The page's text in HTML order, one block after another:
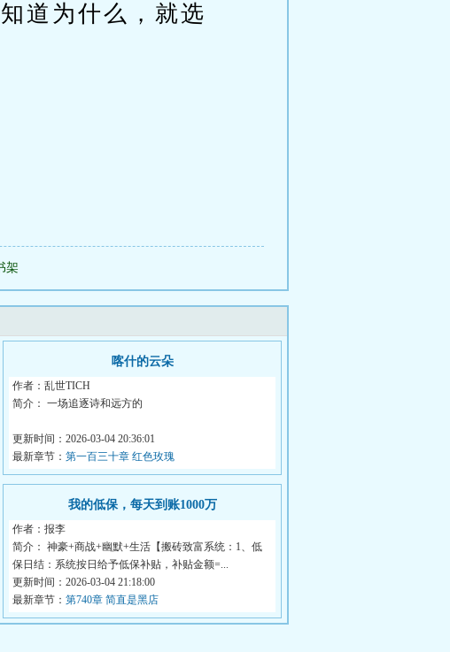
道为什么，就选
架
喀什的云朵
作者：乱世TICH
简介： 一场追逐诗和远方的
“逃离”，却让陈风邂逅了生命中最美丽的...
更新时间：2026-03-04 20:36:01
最新章节： 第一百三十章 红色玫瑰
我的低保，每天到账1000万
作者：报李
简介： 神豪+商战+幽默+生活【搬砖致富系统：1、低
保日结：系统按日给予低保补贴，补贴金额=...
更新时间：2026-03-04 21:18:00
最新章节： 第740章 简直是黑店